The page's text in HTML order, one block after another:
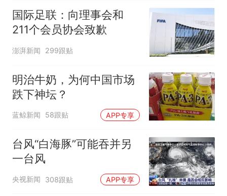
味道很好
国际足联：向理事会和
211个会员协会致歉
澎湃新闻 299跟贴
明治牛奶，为何中国市场
跌下神坛？
蓝鲸新闻 58跟贴 APP专享
台风“白海豚”可能吞并另
一台风
央视新闻 308跟贴 APP专享